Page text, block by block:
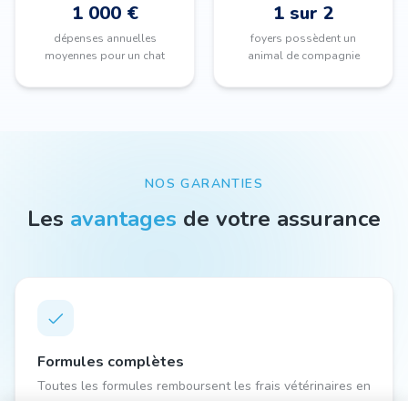
1 000 €
dépenses annuelles
moyennes pour un chat
1 sur 2
foyers possèdent un
animal de compagnie
NOS GARANTIES
Les avantages de votre assurance
Formules complètes
Toutes les formules remboursent les frais vétérinaires en